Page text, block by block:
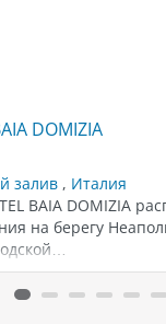
DOMIZIA
залив , Италия
BAIA DOMIZIA
на берегу